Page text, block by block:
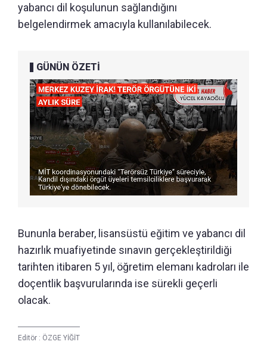
yabancı dil koşulunun sağlandığını
belgelendirmek amacıyla kullanılabilecek.
GÜNÜN ÖZETİ
Bununla beraber, lisansüstü eğitim ve yabancı dil
hazırlık muafiyetinde sınavın gerçekleştirildiği
tarihten itibaren 5 yıl, öğretim elemanı kadroları ile
doçentlik başvurularında ise sürekli geçerli
olacak.
Editör : ÖZGE YİĞİT